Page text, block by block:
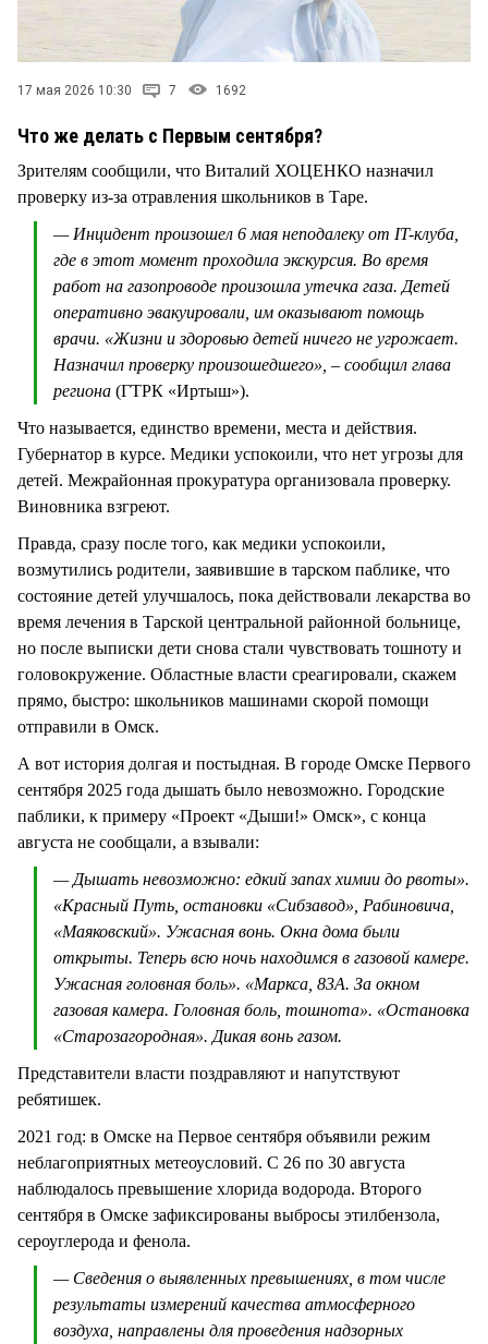
17 мая 2026 10:30 7 1692
Что же делать с Первым сентября?
Зрителям сообщили, что Виталий ХОЦЕНКО назначил
проверку из-за отравления школьников в Таре.
— Инцидент произошел 6 мая неподалеку от IT-клуба,
где в этот момент проходила экскурсия. Во время
работ на газопроводе произошла утечка газа. Детей
оперативно эвакуировали, им оказывают помощь
врачи. «Жизни и здоровью детей ничего не угрожает.
Назначил проверку произошедшего», – сообщил глава
региона (ГТРК «Иртыш»).
Что называется, единство времени, места и действия.
Губернатор в курсе. Медики успокоили, что нет угрозы для
детей. Межрайонная прокуратура организовала проверку.
Виновника взгреют.
Правда, сразу после того, как медики успокоили,
возмутились родители, заявившие в тарском паблике, что
состояние детей улучшалось, пока действовали лекарства во
время лечения в Тарской центральной районной больнице,
но после выписки дети снова стали чувствовать тошноту и
головокружение. Областные власти среагировали, скажем
прямо, быстро: школьников машинами скорой помощи
отправили в Омск.
А вот история долгая и постыдная. В городе Омске Первого
сентября 2025 года дышать было невозможно. Городские
паблики, к примеру «Проект «Дыши!» Омск», с конца
августа не сообщали, а взывали:
— Дышать невозможно: едкий запах химии до рвоты».
«Красный Путь, остановки «Сибзавод», Рабиновича,
«Маяковский». Ужасная вонь. Окна дома были
открыты. Теперь всю ночь находимся в газовой камере.
Ужасная головная боль». «Маркса, 83А. За окном
газовая камера. Головная боль, тошнота». «Остановка
«Старозагородная». Дикая вонь газом.
Представители власти поздравляют и напутствуют
ребятишек.
2021 год: в Омске на Первое сентября объявили режим
неблагоприятных метеоусловий. С 26 по 30 августа
наблюдалось превышение хлорида водорода. Второго
сентября в Омске зафиксированы выбросы этилбензола,
сероуглерода и фенола.
— Сведения о выявленных превышениях, в том числе
результаты измерений качества атмосферного
воздуха, направлены для проведения надзорных